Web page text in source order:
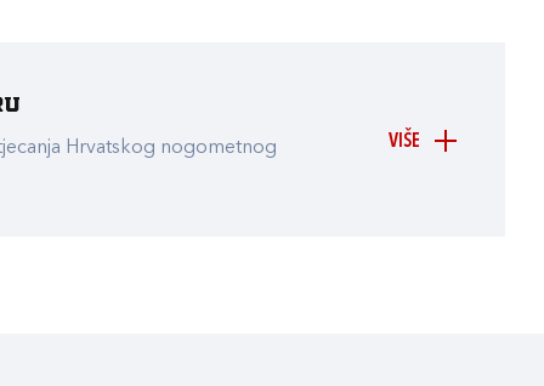
VIŠE
Hrvatskog nogometnog